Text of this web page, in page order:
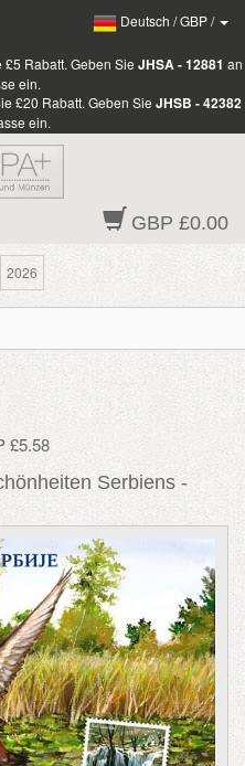
Deutsch /GBP/
Rabatt. Geben Sie JHSA - 12881 an
ein.
£20 Rabatt. Geben Sie JHSB - 42382
ein.
GBP £0.00
2026
£5.58
Serbiens -